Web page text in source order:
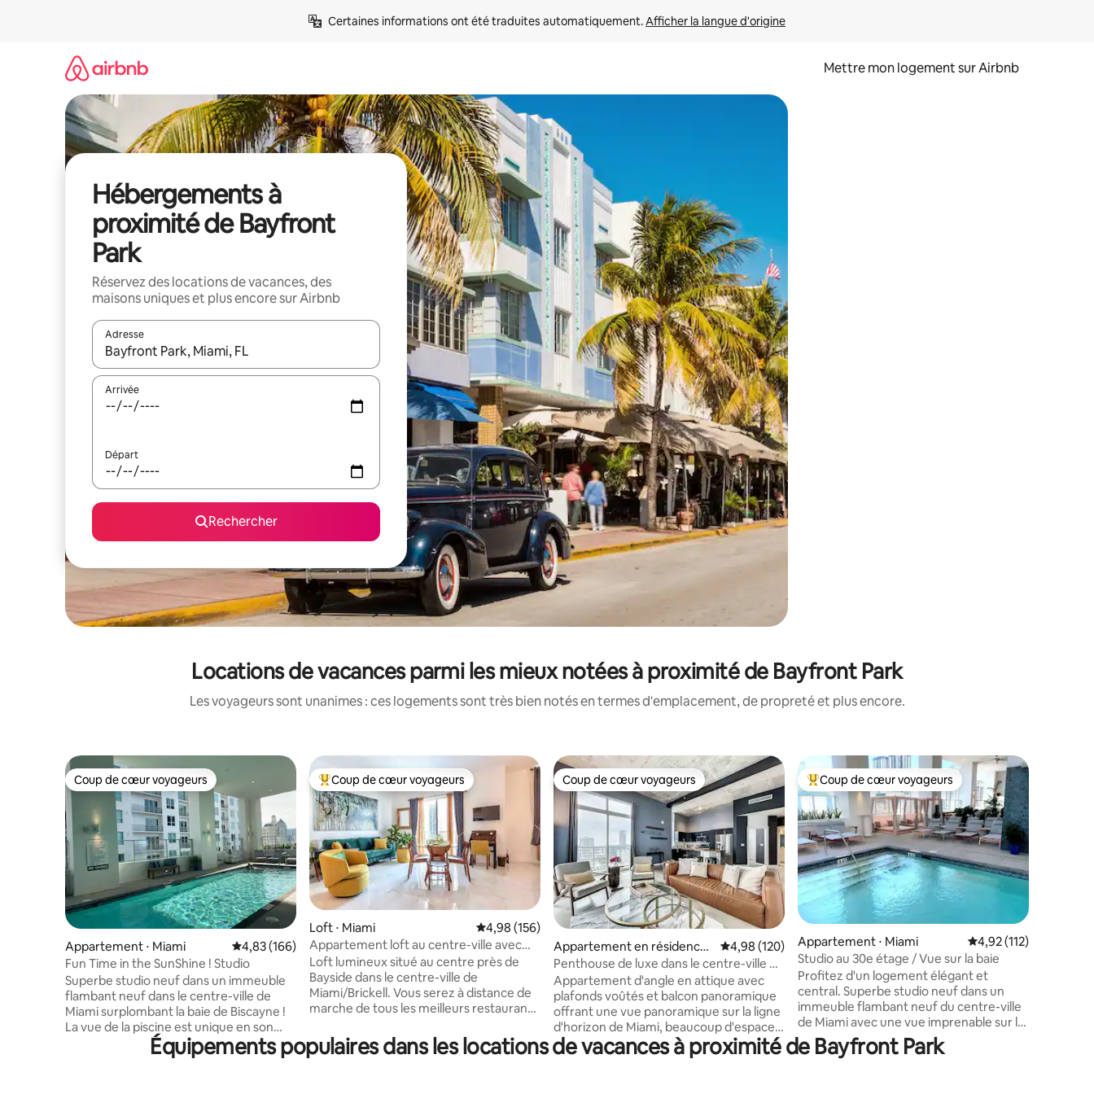
Certaines informations ont été traduites automatiquement. Afficher la langue d'origine
Mettre mon logement sur Airbnb
Hébergements à
proximité de Bayfront
Park
Réservez des locations de vacances, des
maisons uniques et plus encore sur Airbnb
Adresse
Lorsque les résultats s'affichent, utilisez les flèches vers le haut et vers le bas pour les parcourir ou en appuyant et en faisant glisser.
Arrivée
Départ
Rechercher
Locations de vacances parmi les mieux notées à proximité de Bayfront Park
Les voyageurs sont unanimes : ces logements sont très bien notés en termes d'emplacement, de propreté et plus encore.
Coup de cœur voyageurs
Coup de cœur voyageurs
Appartement ⋅ Miami Évaluation moyenne sur la base de 166 commentaires : 4,83 sur 5
4,83 (166)
Fun Time in the SunShine ! Studio
Superbe studio neuf dans un immeuble
flambant neuf dans le centre-ville de
Miami surplombant la baie de Biscayne !
La vue de la piscine est unique en son
genre. Vous pouvez voir la plage de
Miami, la baie de Biscayne, le port de
Coups de cœur voyageurs les plus appréciés
Coup de cœur voyageurs
Loft ⋅ Miami Évaluation moyenne sur la base de 156 commentaires : 4,98 sur 5
4,98 (156)
Appartement loft au centre-ville avec
stationnement gratuit près de Brickell
Loft lumineux situé au centre près de
Bayside dans le centre-ville de
Miami/Brickell. Vous serez à distance de
marche de tous les meilleurs restaurants
service de transport en commun gratuit
devant l'appartement qui vous emmène
Coup de cœur voyageurs
Coup de cœur voyageurs
Appartement en résidence ⋅
Miami
Évaluation moyenne sur la base de 120 commentaires : 4,98 sur 5
4,98 (120)
Penthouse de luxe dans le centre-ville de
Miami
Appartement d'angle en attique avec
plafonds voûtés et balcon panoramique
offrant une vue panoramique sur la ligne
d'horizon de Miami, beaucoup d'espace
de vie (1 185 pieds carrés) et un intérieur
difficile à trouver avec des sols en béton
Coups de cœur voyageurs les plus appréciés
Coup de cœur voyageurs
Appartement ⋅ Miami Évaluation moyenne
4,92 (112)
Studio au 30e étage / Vue sur la baie
Profitez d'un logement élégant et
central. Superbe studio neuf dans un
immeuble flambant neuf du centre-ville
de Miami avec une vue imprenable sur la
ligne d'horizon de la ville et la baie de
Biscayne ! Non seulement l'appartement
Équipements populaires dans les locations de vacances à proximité de Bayfront Park